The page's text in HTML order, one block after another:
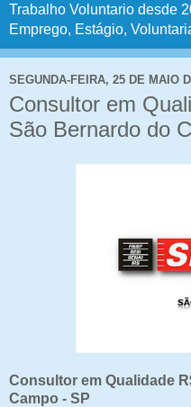
Trabalho Voluntario desde
Emprego, Estágio,
SEGUNDA-FEIRA, 25 DE MAIO
Consultor em
São Bernardo do
Consultor em Qualidade
Campo - SP